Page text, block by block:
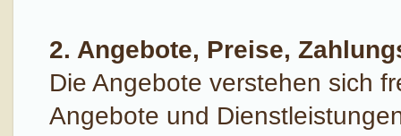
2. Angebote, Preise,
Die Angebote verstehen sich
Angebote und